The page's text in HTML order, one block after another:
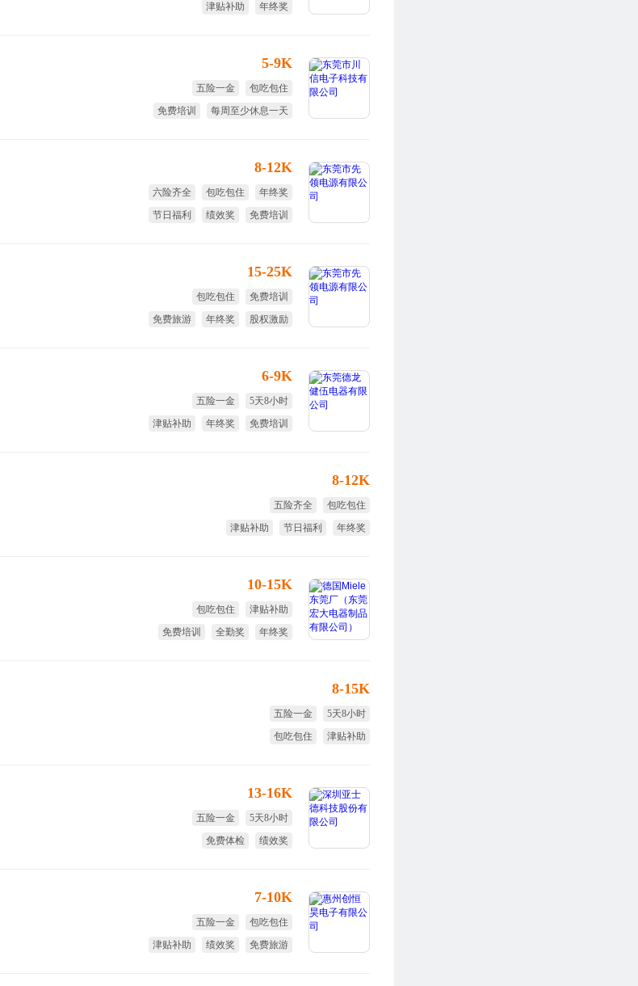
津贴补助
年终奖
5-9K
五险一金
包吃包住
免费培训
每周至少休息一天
8-12K
六险齐全 包吃包住
年终奖
节日福利
绩效奖 免费培训
15-25K
包吃包住
免费培训
免费旅游
年终奖
股权激励
6-9K
五险一金
5天8小时
津贴补助
年终奖
免费培训
8-12K
五险齐全
包吃包住
津贴补助
节日福利
年终奖
10-15K
包吃包住
津贴补助
免费培训
全勤奖
年终奖
8-15K
五险一金
5天8小时
包吃包住
津贴补助
13-16K
五险一金
5天8小时
免费体检
绩效奖
7-10K
五险一金
包吃包住
津贴补助
绩效奖
免费旅游